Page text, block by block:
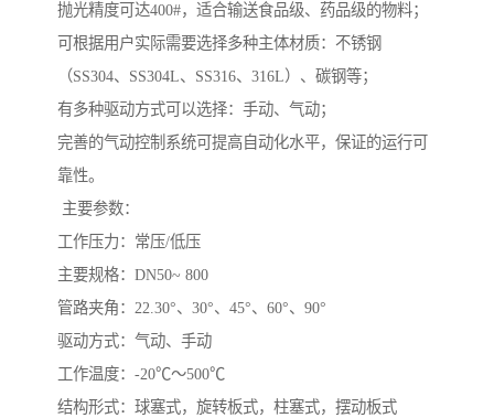
抛光精度可达400#，适合输送食品级、药品级的物料；
可根据用户实际需要选择多种主体材质：不锈钢
（SS304、SS304L、SS316、316L）、碳钢等；
有多种驱动方式可以选择：手动、气动；
完善的气动控制系统可提高自动化水平，保证的运行可
靠性。
主要参数：
工作压力：常压/低压
主要规格：DN50~ 800
管路夹角：22.30°、30°、45°、60°、90°
驱动方式：气动、手动
工作温度：-20℃～500℃
结构形式：球塞式，旋转板式，柱塞式，摆动板式